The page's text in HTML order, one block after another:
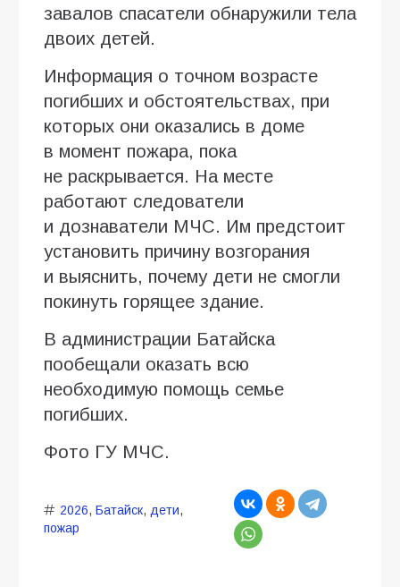
завалов спасатели обнаружили тела
двоих детей.
Информация о точном возрасте
погибших и обстоятельствах, при
которых они оказались в доме
в момент пожара, пока
не раскрывается. На месте
работают следователи
и дознаватели МЧС. Им предстоит
установить причину возгорания
и выяснить, почему дети не смогли
покинуть горящее здание.
В администрации Батайска
пообещали оказать всю
необходимую помощь семье
погибших.
Фото ГУ МЧС.
2026, Батайск, дети,
пожар